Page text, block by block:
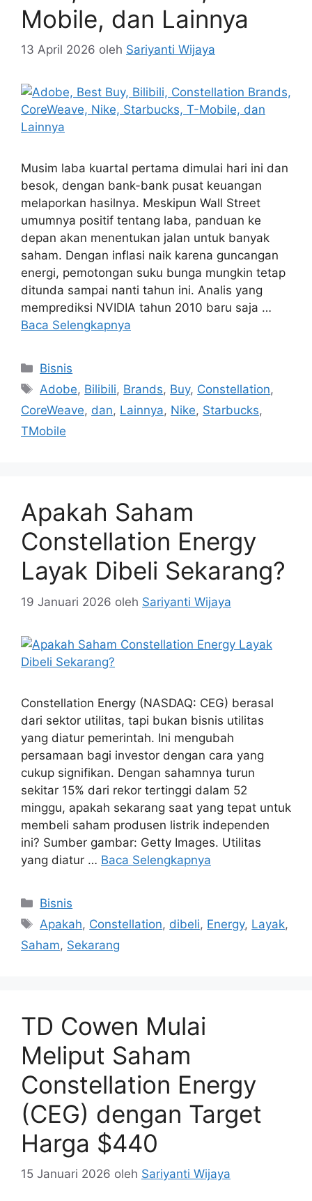
Mobile, dan Lainnya
13 April 2026 oleh Sariyanti Wijaya
Musim laba kuartal pertama dimulai hari ini dan
besok, dengan bank-bank pusat keuangan
melaporkan hasilnya. Meskipun Wall Street
umumnya positif tentang laba, panduan ke
depan akan menentukan jalan untuk banyak
saham. Dengan inflasi naik karena guncangan
energi, pemotongan suku bunga mungkin tetap
ditunda sampai nanti tahun ini. Analis yang
memprediksi NVIDIA tahun 2010 baru saja …
Baca Selengkapnya
Kategori
Bisnis
Tag
Adobe, Bilibili, Brands, Buy, Constellation,
CoreWeave, dan, Lainnya, Nike, Starbucks,
TMobile
Apakah Saham
Constellation Energy
Layak Dibeli Sekarang?
19 Januari 2026 oleh Sariyanti Wijaya
Constellation Energy (NASDAQ: CEG) berasal
dari sektor utilitas, tapi bukan bisnis utilitas
yang diatur pemerintah. Ini mengubah
persamaan bagi investor dengan cara yang
cukup signifikan. Dengan sahamnya turun
sekitar 15% dari rekor tertinggi dalam 52
minggu, apakah sekarang saat yang tepat untuk
membeli saham produsen listrik independen
ini? Sumber gambar: Getty Images. Utilitas
yang diatur … Baca Selengkapnya
Kategori
Bisnis
Tag
Apakah, Constellation, dibeli, Energy, Layak,
Saham, Sekarang
TD Cowen Mulai
Meliput Saham
Constellation Energy
(CEG) dengan Target
Harga $440
15 Januari 2026 oleh Sariyanti Wijaya